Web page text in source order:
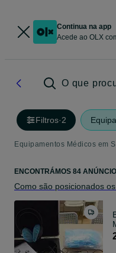
Continua na app
Acede ao OLX
O que
Filtros·2
ENCONTRÁMOS 84
Como são posicionados